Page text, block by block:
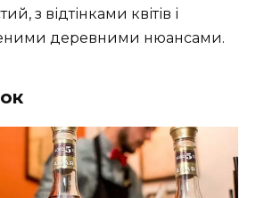
з відтінками квітів і
деревними нюансами.